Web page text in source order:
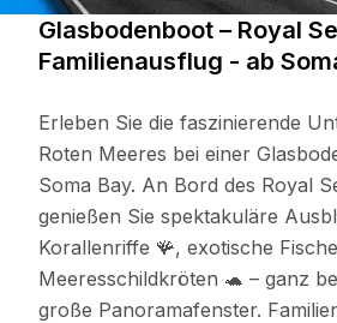
Glasbodenboot – Royal
Familienausflug - ab
Erleben Sie die faszinierende
Roten Meeres bei einer
Soma Bay. An Bord des Royal
genießen Sie spektakuläre
Korallenriffe 🪸, exotische
Meeresschildkröten 🐢 – ganz
große Panoramafenster.